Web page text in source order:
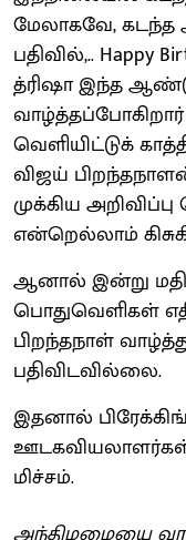
மேலாகவே,
பதிவில்,.. Happy
த்ரிஷா இந்த
வெளியிட்டுக்
விஜய்
முக்கிய
என்றெல்லாம்
ஆனால் இன்று
பொதுவெளிகள்
பிறந்தநாள்
பதிவிடவில்லை.
இதனால்
மிச்சம்.